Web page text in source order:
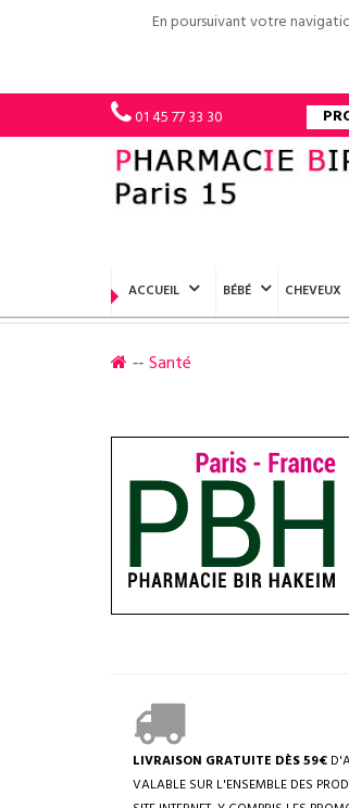
En poursuivant votre
01 45 77 33 30
ACCUEIL BÉBÉ CHEVEUX
Santé
LIVRAISON GRATUITE DÈS 59€
VALABLE SUR L'ENSEMBLE DES